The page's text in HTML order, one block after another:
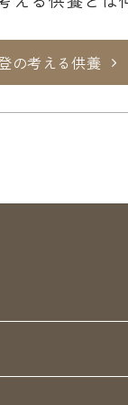
の考える供養